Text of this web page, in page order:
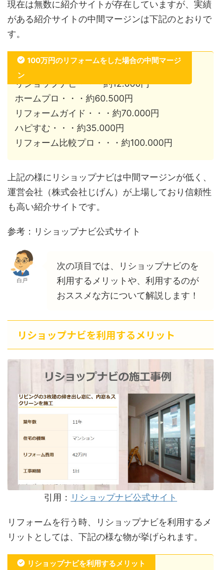
現在は無数に紹介サイトが存在していますが、実績
がある紹介サイトの中間マージンは下記のとおりで
す。
100万円のリフォームをした場合の中間マージ
ン
リショップナビ・・・約12.000円
ホームプロ・・・約60.500円
リフォームガイド・・・約70.000円
ハピすむ・・・約35.000円
リフォーム比較プロ・・・約100.000円
上記の様にリショップナビは中間マージンが低く、
運営会社（株式会社じげん）が上場しており信頼性
も高い紹介サイトです。
参考：リショップナビ公式サイト
白戸
次の項目では、リショップナビのを
利用するメリットや、利用するのが
おススメな方について解説します！
リショップナビを利用するメリット
引用： リショップナビ公式サイト
リフォームを行う時、リショップナビを利用するメ
リットとしては、下記の様な物が挙げられます。
リショップナビを利用するメリット